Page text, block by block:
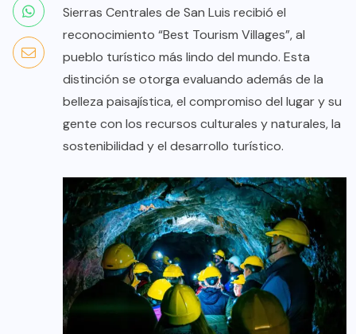
Sierras Centrales de San Luis recibió el
reconocimiento “Best Tourism Villages”, al
pueblo turístico más lindo del mundo. Esta
distinción se otorga evaluando además de la
belleza paisajística, el compromiso del lugar y su
gente con los recursos culturales y naturales, la
sostenibilidad y el desarrollo turístico.